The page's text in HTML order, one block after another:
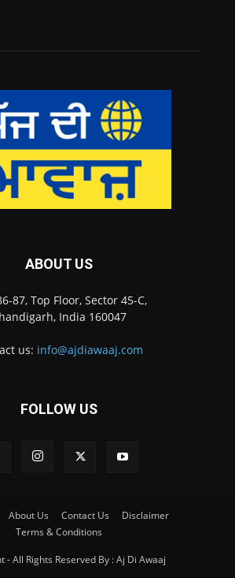
ABOUT US
87, Top Floor, Sector 45-C,
India 160047
us: info@ajdiawaaj.com
FOLLOW US
About Us Contact Us
Disclaimer
Terms & Conditions
- All Rights Reserved By : Aj Di Awaaj